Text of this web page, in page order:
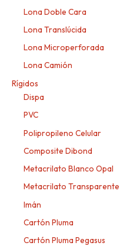
Lona Doble Cara
Lona Translúcida
Lona Microperforada
Lona Camión
Rígidos
Dispa
PVC
Polipropileno Celular
Composite Dibond
Metacrilato Blanco Opal
Metacrilato Transparente
Imán
Cartón Pluma
Cartón Pluma Pegasus